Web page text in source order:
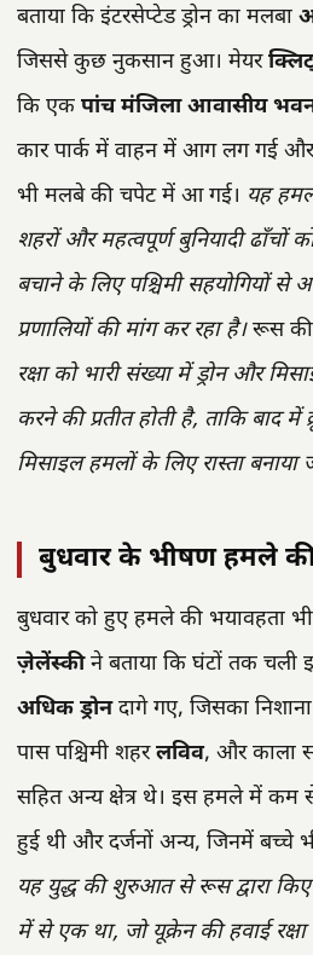
बताया कि इंटरसेप्टेड ड्रोन का मलबा
जिससे कुछ नुकसान हुआ। मेयर
कि एक पांच मंजिला आवासीय
कार पार्क में वाहन में आग लग गई
भी मलबे की चपेट में आ गई। यह
शहरों और महत्वपूर्ण बुनियादी ढाँचों
बचाने के लिए पश्चिमी सहयोगियों से
प्रणालियों की मांग कर रहा है।रूस की
रक्षा को भारी संख्या में ड्रोन और
करने की प्रतीत होती है, ताकि बाद
मिसाइल हमलों के लिए रास्ता बनाया
बुधवार के भीषण हमले
बुधवार को हुए हमले की भयावहता भी
ज़ेलेंस्कीने बताया कि घंटों तक चली
अधिक ड्रोनदागे गए, जिसका निशाना
पास पश्चिमी शहरलविव, और काला
सहित अन्य क्षेत्र थे। इस हमले में
हुई थी और दर्जनों अन्य, जिनमें बच्चे
यह युद्ध की शुरुआत से रूस द्वारा
में से एक था, जो यूक्रेन की हवाई रक्षा